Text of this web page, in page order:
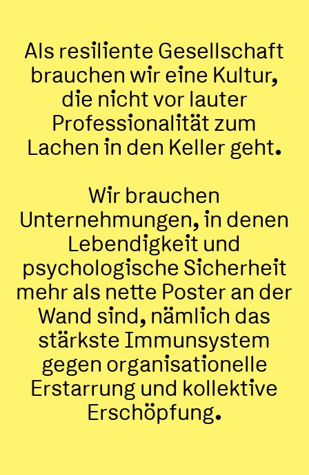
Als resiliente Gesellschaft
brauchen wir eine Kultur,
die nicht vor lauter
Professionalität zum
Lachen in den Keller geht.
Wir brauchen
Unternehmungen, in denen
Lebendigkeit und
psychologische Sicherheit
mehr als nette Poster an der
Wand sind, nämlich das
stärkste Immunsystem
gegen organisationelle
Erstarrung und kollektive
Erschöpfung.